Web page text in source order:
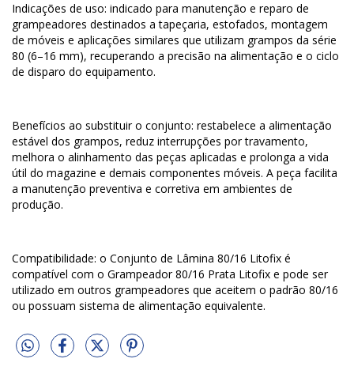
Indicações de uso: indicado para manutenção e reparo de
grampeadores destinados a tapeçaria, estofados, montagem
de móveis e aplicações similares que utilizam grampos da série
80 (6–16 mm), recuperando a precisão na alimentação e o ciclo
de disparo do equipamento.
Benefícios ao substituir o conjunto: restabelece a alimentação
estável dos grampos, reduz interrupções por travamento,
melhora o alinhamento das peças aplicadas e prolonga a vida
útil do magazine e demais componentes móveis. A peça facilita
a manutenção preventiva e corretiva em ambientes de
produção.
Compatibilidade: o Conjunto de Lâmina 80/16 Litofix é
compatível com o Grampeador 80/16 Prata Litofix e pode ser
utilizado em outros grampeadores que aceitem o padrão 80/16
ou possuam sistema de alimentação equivalente.